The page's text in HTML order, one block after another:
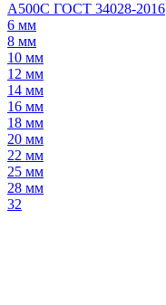
А500С ГОСТ 34028-2016
6 мм
8 мм
10 мм
12 мм
14 мм
16 мм
18 мм
20 мм
22 мм
25 мм
28 мм
32